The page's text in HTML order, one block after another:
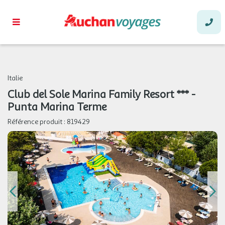
Italie
Club del Sole Marina Family Resort *** -
Punta Marina Terme
Référence produit : 819429